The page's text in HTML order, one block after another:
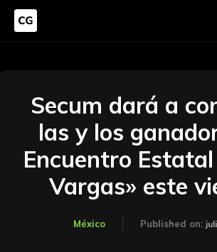
Secum dará a
las y los
Encuentro
Vargas» este
México Published on: